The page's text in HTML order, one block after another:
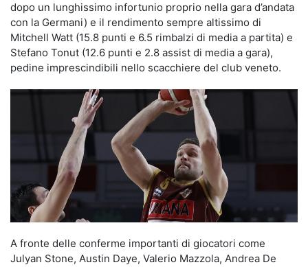
dopo un lunghissimo infortunio proprio nella gara d’andata
con la Germani) e il rendimento sempre altissimo di
Mitchell Watt (15.8 punti e 6.5 rimbalzi di media a partita) e
Stefano Tonut (12.6 punti e 2.8 assist di media a gara),
pedine imprescindibili nello scacchiere del club veneto.
A fronte delle conferme importanti di giocatori come
Julyan Stone, Austin Daye, Valerio Mazzola, Andrea De